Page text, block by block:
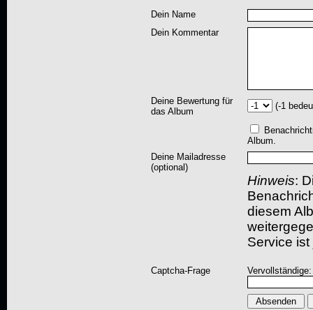
Dein Name
Dein Kommentar
Deine Bewertung für
das Album
(-1
Album.
Deine Mailadresse
(optional)
Hinweis:
diesem
Service
Captcha-Frage